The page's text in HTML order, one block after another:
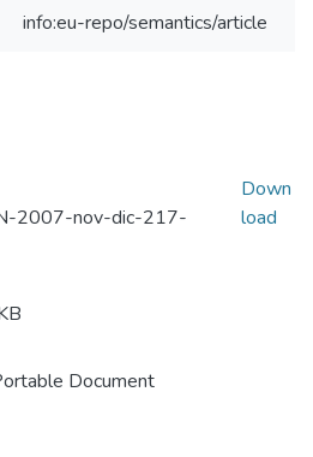
info:eu-repo/semantics/article
2007-nov-dic-217-
Document
Down
load